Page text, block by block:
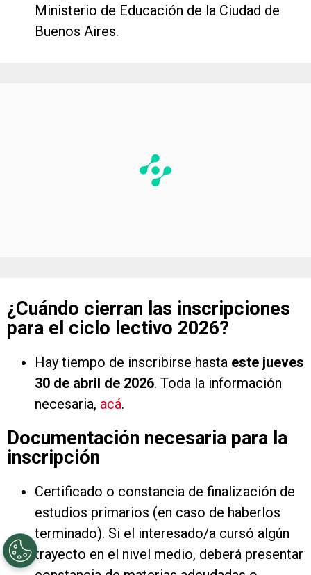
Ministerio de Educación de la Ciudad de
Buenos Aires.
¿Cuándo cierran las inscripciones
para el ciclo lectivo 2026?
Hay tiempo de inscribirse hasta este jueves
30 de abril de 2026. Toda la información
necesaria, acá.
Documentación necesaria para la
inscripción
Certificado o constancia de finalización de
estudios primarios (en caso de haberlos
terminado). Si el interesado/a cursó algún
trayecto en el nivel medio, deberá presentar